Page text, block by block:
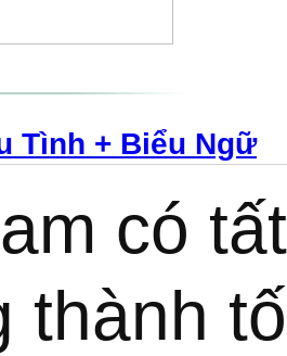
Tình + Biểu Ngữ
có
thành